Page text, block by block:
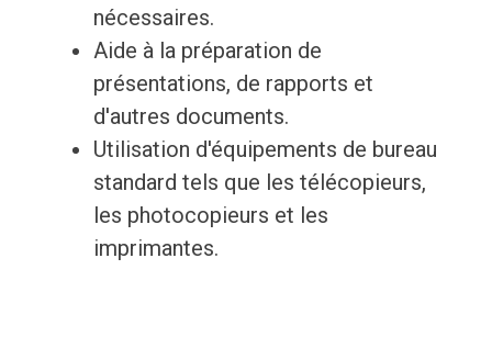
nécessaires.
Aide à la préparation de
présentations, de rapports et
d'autres documents.
Utilisation d'équipements de bureau
standard tels que les télécopieurs,
les photocopieurs et les
imprimantes.